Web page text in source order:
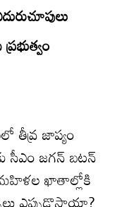
తీవ్ర జాప్యం
సీఎం జగన్‌ బటన్‌
మహిళల ఖాతాల్లోకి